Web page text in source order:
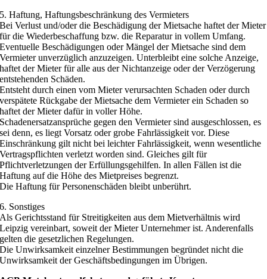
5. Haftung, Haftungsbeschränkung des Vermieters
Bei Verlust und/oder die Beschädigung der Mietsache haftet der Mieter
für die Wiederbeschaffung bzw. die Reparatur in vollem Umfang.
Eventuelle Beschädigungen oder Mängel der Mietsache sind dem
Vermieter unverzüglich anzuzeigen. Unterbleibt eine solche Anzeige,
haftet der Mieter für alle aus der Nichtanzeige oder der Verzögerung
entstehenden Schäden.
Entsteht durch einen vom Mieter verursachten Schaden oder durch
verspätete Rückgabe der Mietsache dem Vermieter ein Schaden so
haftet der Mieter dafür in voller Höhe.
Schadenersatzansprüche gegen den Vermieter sind ausgeschlossen, es
sei denn, es liegt Vorsatz oder grobe Fahrlässigkeit vor. Diese
Einschränkung gilt nicht bei leichter Fahrlässigkeit, wenn wesentliche
Vertragspflichten verletzt worden sind. Gleiches gilt für
Pflichtverletzungen der Erfüllungsgehilfen. In allen Fällen ist die
Haftung auf die Höhe des Mietpreises begrenzt.
Die Haftung für Personenschäden bleibt unberührt.
6. Sonstiges
Als Gerichtsstand für Streitigkeiten aus dem Mietverhältnis wird
Leipzig vereinbart, soweit der Mieter Unternehmer ist. Anderenfalls
gelten die gesetzlichen Regelungen.
Die Unwirksamkeit einzelner Bestimmungen begründet nicht die
Unwirksamkeit der Geschäftsbedingungen im Übrigen.